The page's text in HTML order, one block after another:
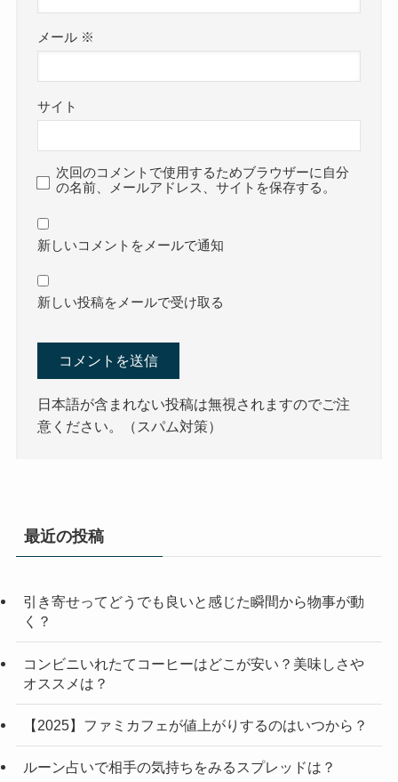
メール ※
サイト
次回のコメントで使用するためブラウザーに自分
の名前、メールアドレス、サイトを保存する。
新しいコメントをメールで通知
新しい投稿をメールで受け取る
日本語が含まれない投稿は無視されますのでご注
意ください。（スパム対策）
最近の投稿
引き寄せってどうでも良いと感じた瞬間から物事が動
く？
コンビニいれたてコーヒーはどこが安い？美味しさや
オススメは？
【2025】ファミカフェが値上がりするのはいつから？
ルーン占いで相手の気持ちをみるスプレッドは？